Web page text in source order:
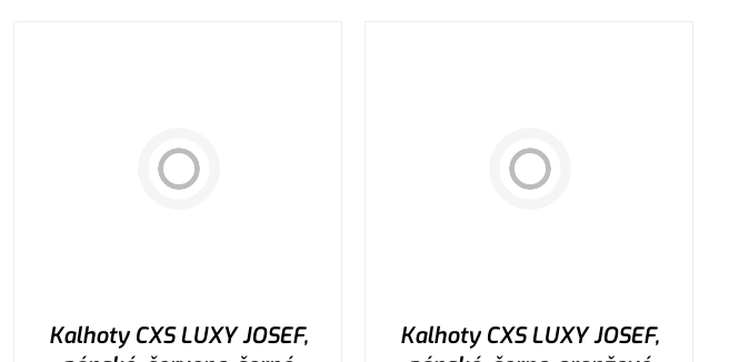
Kalhoty CXS LUXY JOSEF,
Kalhoty CXS LUXY JOSEF,